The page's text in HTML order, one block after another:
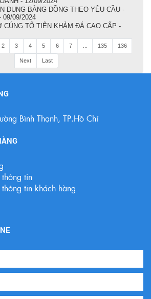
DUNG BẰNG ĐỒNG THEO YÊU CẦU -
09/09/2024
CÚNG TỔ TIÊN KHẢM ĐÁ CAO CẤP -
2 3 4 5 6 7 135 136
Next Last
Bình Thạnh, TP.Hồ Chí
tin
tin khách hàng